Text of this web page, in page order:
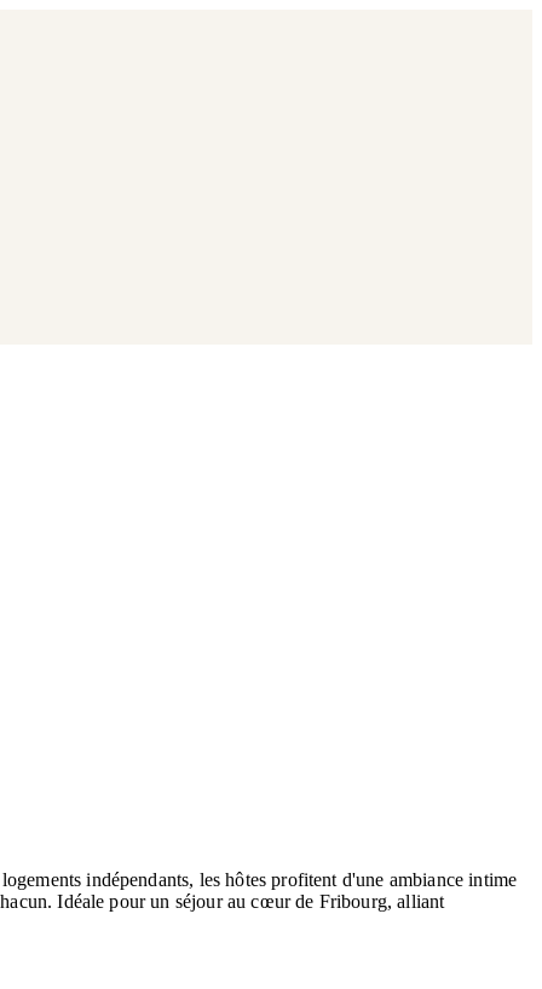
indépendants, les hôtes profitent d'une ambiance intime
Idéale pour un séjour au cœur de Fribourg, alliant